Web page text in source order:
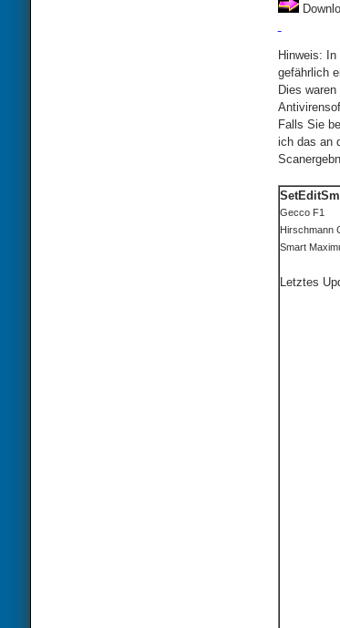
Hinweis:
gefährlich
Dies
Falls Sie
ich das an
Gecco F1
Hirschmann
Smart
Letztes